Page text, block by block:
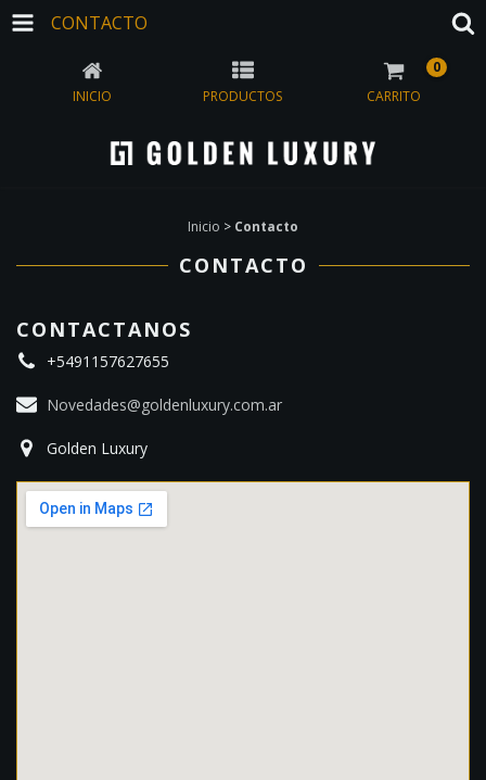
CONTACTO
INICIO PRODUCTOS CARRITO
0
Inicio > Contacto
CONTACTO
CONTACTANOS
+5491157627655
Novedades@goldenluxury.com.ar
Golden Luxury